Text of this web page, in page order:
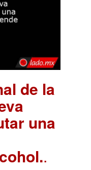
de la
una
.